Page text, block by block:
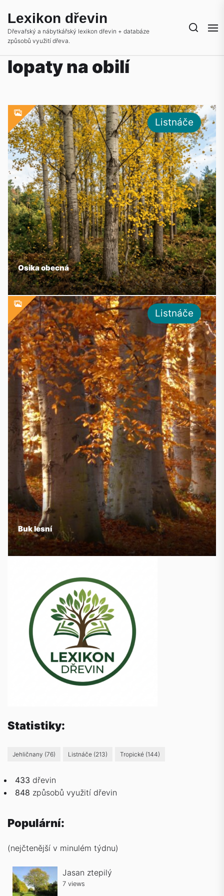
the
content
Lexikon dřevin
Dřevařský a nábytkářský lexikon dřevin + databáze
způsobů využití dřeva.
lopaty na obilí
Listnáče
Osika obecná
Listnáče
Buk lesní
Statistiky:
Jehličnany (76) Listnáče (213) Tropické (144)
433 dřevin
848 způsobů využití dřevin
Populární:
(nejčtenější v minulém týdnu)
Jasan ztepilý
7 views